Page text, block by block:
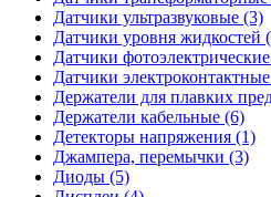
Датчики ультразвуковые (3)
Датчики уровня жидкостей
Датчики
Датчики
Держатели для плавких
Держатели кабельные (6)
Детекторы напряжения (1)
Джампера, перемычки (3)
Диоды (5)